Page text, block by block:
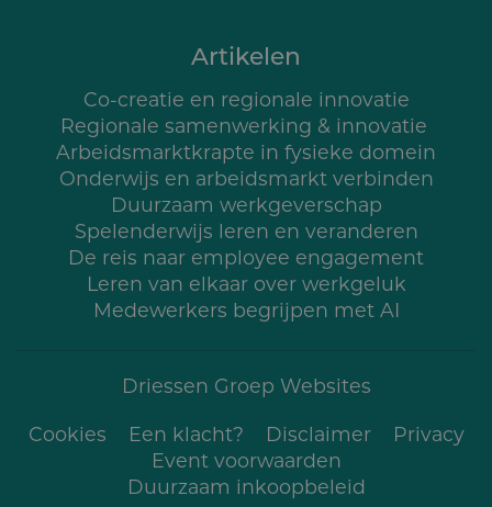
Artikelen
Co-creatie en regionale innovatie
Regionale samenwerking & innovatie
Arbeidsmarktkrapte in fysieke domein
Onderwijs en arbeidsmarkt verbinden
Duurzaam werkgeverschap
Spelenderwijs leren en veranderen
De reis naar employee engagement
Leren van elkaar over werkgeluk
Medewerkers begrijpen met AI
Driessen Groep Websites
Voet
Cookies Een klacht? Disclaimer
Privacy
Event voorwaarden
Duurzaam inkoopbe­leid